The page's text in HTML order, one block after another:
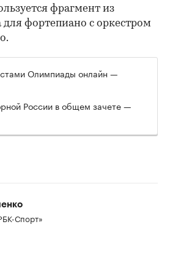
фрагмент из
для фортепиано с оркестром
Олимпиады онлайн —
России в общем зачете —
Спорт»